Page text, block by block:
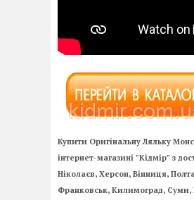
Купити Оригінальну Ляльку
інтернет-магазині "Кідмір" з
Ніколаєв, Херсон, Вінниця,
Франковськ, Килимоград, Суми,